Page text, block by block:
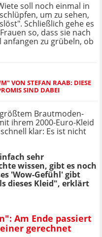
soll noch einmal in
um zu sehen,
Schließlich gehe es
so, dass sie nach
zu grübeln, ob
VON STEFAN RAAB: DIESE
SIND DABEI
Brautmoden-
ihrem 2000-Euro-Kleid
klar: Es ist nicht
sehr
wissen, gibt es noch
'Wow-Gefühl' gibt
dieses Kleid", erklärt
Am Ende passiert
gerechnet